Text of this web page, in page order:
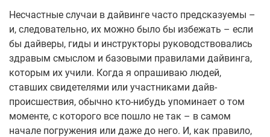
Несчастные случаи в дайвинге часто предсказуемы –
и, следовательно, их можно было бы избежать – если
бы дайверы, гиды и инструкторы руководствовались
здравым смыслом и базовыми правилами дайвинга,
которым их учили. Когда я опрашиваю людей,
ставших свидетелями или участниками дайв-
происшествия, обычно кто-нибудь упоминает о том
моменте, с которого все пошло не так – в самом
начале погружения или даже до него. И, как правило,